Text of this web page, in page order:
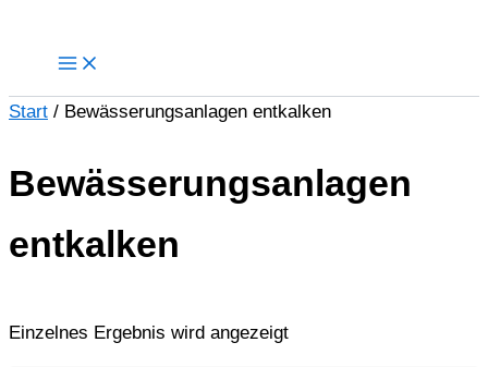
Start / Bewässerungsanlagen entkalken
Bewässerungsanlagen
entkalken
Einzelnes Ergebnis wird angezeigt